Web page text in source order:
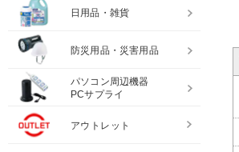
日用品・雑貨
防災用品・災害用品
パソコン周辺機器
PCサプライ
アウトレット